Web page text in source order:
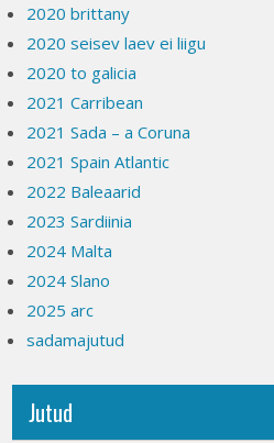
2020 brittany
2020 seisev laev ei liigu
2020 to galicia
2021 Carribean
2021 Sada – a Coruna
2021 Spain Atlantic
2022 Baleaarid
2023 Sardiinia
2024 Malta
2024 Slano
2025 arc
sadamajutud
Jutud